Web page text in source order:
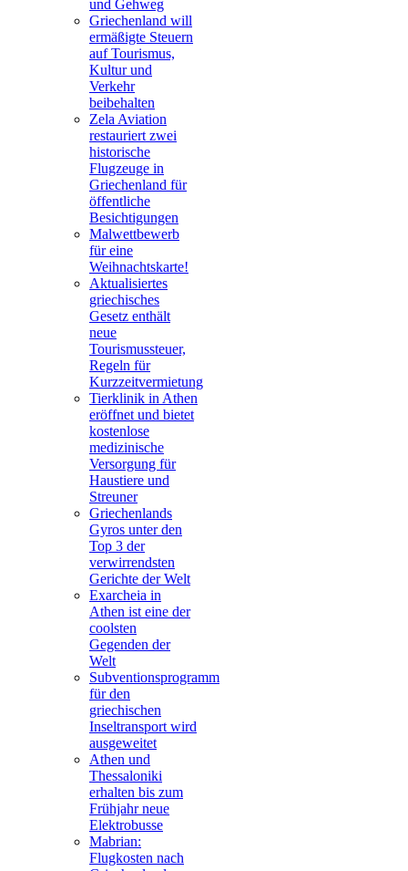
und Gehweg
Griechenland will
ermäßigte Steuern
auf Tourismus,
Kultur und
Verkehr
beibehalten
Zela Aviation
restauriert zwei
historische
Flugzeuge in
Griechenland für
öffentliche
Besichtigungen
Malwettbewerb
für eine
Weihnachtskarte!
Aktualisiertes
griechisches
Gesetz enthält
neue
Tourismussteuer,
Regeln für
Kurzzeitvermietung
Tierklinik in Athen
eröffnet und bietet
kostenlose
medizinische
Versorgung für
Haustiere und
Streuner
Griechenlands
Gyros unter den
Top 3 der
verwirrendsten
Gerichte der Welt
Exarcheia in
Athen ist eine der
coolsten
Gegenden der
Welt
Subventionsprogramm
für den
griechischen
Inseltransport wird
ausgeweitet
Athen und
Thessaloniki
erhalten bis zum
Frühjahr neue
Elektrobusse
Mabrian:
Flugkosten nach